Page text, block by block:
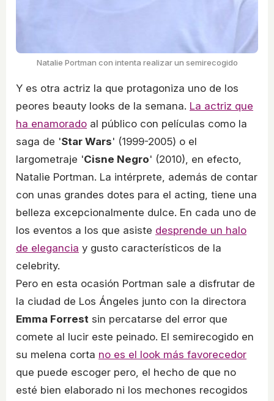
Natalie Portman con intenta realizar un semirecogido
Y es otra actriz la que protagoniza uno de los
peores beauty looks de la semana. La actriz que
ha enamorado al público con películas como la
saga de 'Star Wars' (1999-2005) o el
largometraje 'Cisne Negro' (2010), en efecto,
Natalie Portman. La intérprete, además de contar
con unas grandes dotes para el acting, tiene una
belleza excepcionalmente dulce. En cada uno de
los eventos a los que asiste desprende un halo
de elegancia y gusto característicos de la
celebrity.
Pero en esta ocasión Portman sale a disfrutar de
la ciudad de Los Ángeles junto con la directora
Emma Forrest sin percatarse del error que
comete al lucir este peinado. El semirecogido en
su melena corta no es el look más favorecedor
que puede escoger pero, el hecho de que no
esté bien elaborado ni los mechones recogidos